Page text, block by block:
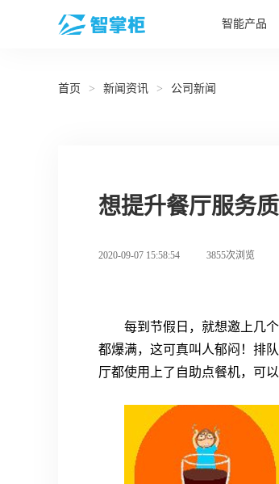
智能产品
首页 > 新闻资讯 > 公司新闻
想提升餐厅服务
2020-09-07 15:58:54 3855次浏览
每到节假日，就想邀上几
都爆满，这可真叫人郁闷！排
厅都使用上了自助点餐机，可